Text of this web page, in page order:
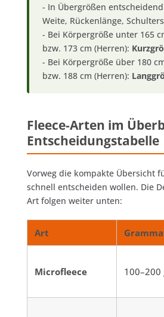
- In Übergrößen
Weite, Rückenlänge,
- Bei Körpergröße unter 165
bzw. 173 cm (Herren):
- Bei Körpergröße über 180
bzw. 188 cm (Herren):
Fleece-Arten im
Entscheidungstabelle
Vorweg die kompakte Übersicht
schnell entscheiden wollen. Die
Art folgen weiter unten:
Art
Microfleece 100–200